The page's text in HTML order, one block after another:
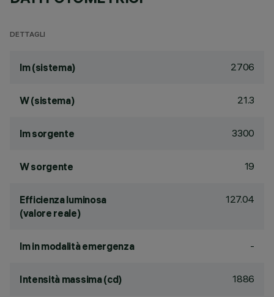
DETTAGLI
lm (sistema) 2706
W (sistema) 21.3
lm sorgente 3300
W sorgente 19
Efficienza luminosa
(valore reale)
127.04
lm in modalità emergenza -
Intensità massima (cd) 1886